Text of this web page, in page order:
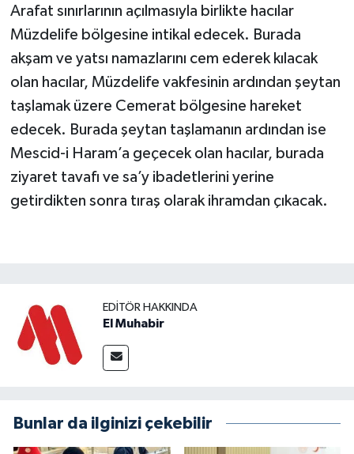
Arafat sınırlarının açılmasıyla birlikte hacılar
Müzdelife bölgesine intikal edecek. Burada
akşam ve yatsı namazlarını cem ederek kılacak
olan hacılar, Müzdelife vakfesinin ardından şeytan
taşlamak üzere Cemerat bölgesine hareket
edecek. Burada şeytan taşlamanın ardından ise
Mescid-i Haram’a geçecek olan hacılar, burada
ziyaret tavafı ve sa’y ibadetlerini yerine
getirdikten sonra tıraş olarak ihramdan çıkacak.
EDITÖR HAKKINDA
El Muhabir
Bunlar da ilginizi çekebilir